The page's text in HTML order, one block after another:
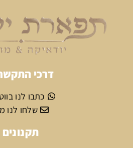
דרכי
כתבו לנו
שלחו לנו
תקנונים